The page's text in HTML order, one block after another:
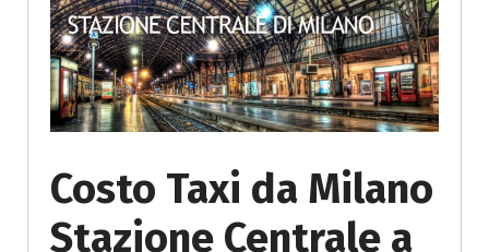
Costo Taxi da Milano
Stazione Centrale a